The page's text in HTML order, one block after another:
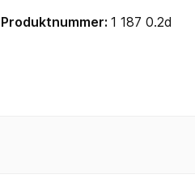
Produktnummer: 1 187 0.2d